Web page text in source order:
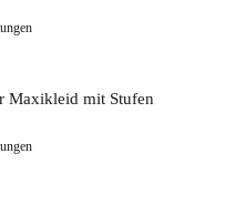
Maxikleid mit Stufen